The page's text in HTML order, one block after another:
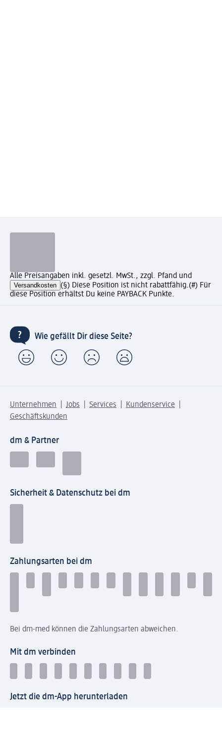
Alle Preisangaben inkl. gesetzl. MwSt., zzgl. Pfand und
Versandkosten (§) Diese Position ist nicht rabattfähig.(#) Für
diese Position erhältst Du keine PAYBACK Punkte.
Wie gefällt Dir diese Seite?
Unternehmen Jobs Services
Kundenservice
Geschäftskunden
dm & Partner
Sicherheit & Datenschutz bei dm
Zahlungsarten bei dm
Bei dm-med können die Zahlungsarten abweichen.
Mit dm verbinden
Jetzt die dm-App herunterladen